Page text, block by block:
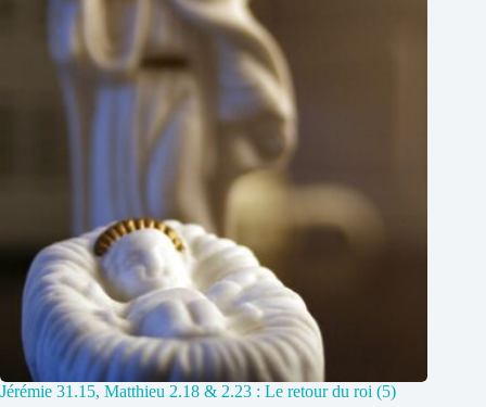
Jérémie 31.15, Matthieu 2.18 & 2.23 : Le retour du roi (5)